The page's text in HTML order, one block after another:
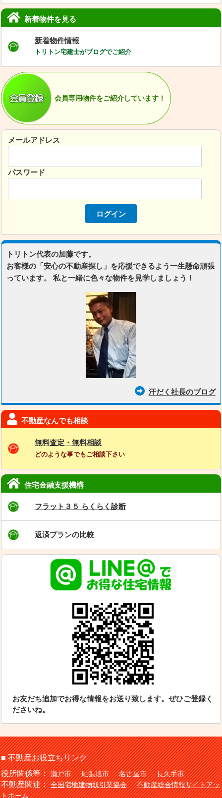
新着物件を見る
新着物件情報
トリトン宅建士がブログでご紹介
会員専用物件をご紹介しています！
メールアドレス
パスワード
トリトン代表の加藤です。
お客様の「安心の不動産探し」を応援できるよう一生懸命頑張
っています。 私と一緒に色々な物件を見学しましょう！
汗だく社長のブログ
不動産なんでも相談
無料査定・無料相談
どのような事でもご相談下さい
住宅金融支援機構
フラット３５ らくらく診断
返済プランの比較
お友だち追加でお得な情報をお送り致します。ぜひご登録く
ださいね。
■ 不動産お役立ちリンク
役所関係等：瀬戸市 尾張旭市 名古屋市 長久手市
不動産関連：全国宅地建物取引業協会
不動産総合情報サイトアッ
トホーム